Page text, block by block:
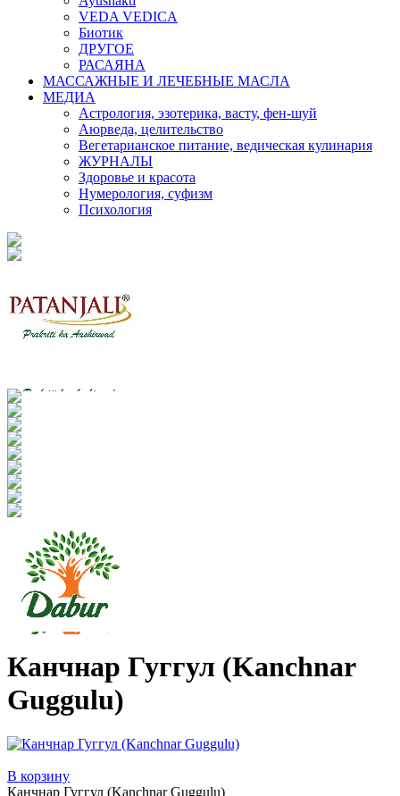
VEDA VEDICA
Биотик
ДРУГОЕ
РАСАЯНА
МАССАЖНЫЕ И ЛЕЧЕБНЫЕ МАСЛА
МЕДИА
Астрология, эзотерика, васту, фен-шуй
Аюрведа, целительство
Вегетарианское питание, ведическая кулинария
ЖУРНАЛЫ
Здоровье и красота
Нумерология, суфизм
Психология
Канчнар Гуггул (Kanchnar
Guggulu)
В корзину
Канчнар Гуггул (Kanchnar Guggulu)